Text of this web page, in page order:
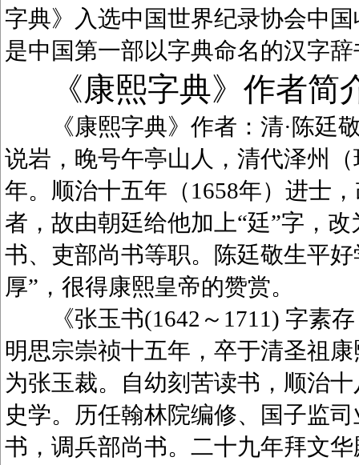
字典》入选中国世界纪录协会中
是中国第一部以字典命名的汉字辞
《康熙字典》作者简
《康熙字典》作者：清·陈廷敬
说岩，晚号午亭山人，清代泽州
年。顺治十五年（1658年）进士
者，故由朝廷给他加上“廷”字，
书、吏部尚书等职。陈廷敬生平
厚”，很得康熙皇帝的赞赏。
《张玉书(1642～1711) 字素存
明思宗崇祯十五年，卒于清圣祖
为张玉裁。自幼刻苦读书，顺治
史学。历任翰林院编修、国子监
书，调兵部尚书。二十九年拜文